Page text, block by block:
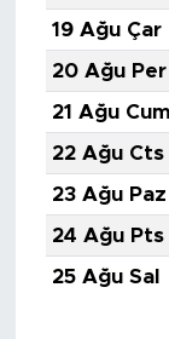
19 Ağu Çar
20 Ağu Per
21 Ağu Cum
22 Ağu Cts
23 Ağu Paz
24 Ağu Pts
25 Ağu Sal